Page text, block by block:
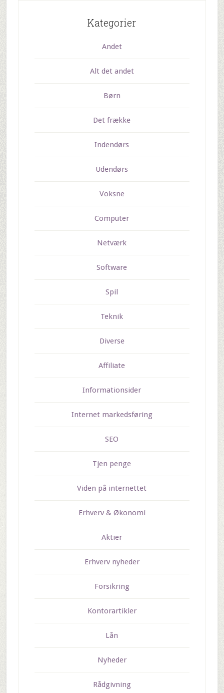
Kategorier
Andet
Alt det andet
Børn
Det frække
Indendørs
Udendørs
Voksne
Computer
Netværk
Software
Spil
Teknik
Diverse
Affiliate
Informationsider
Internet markedsføring
SEO
Tjen penge
Viden på internettet
Erhverv & Økonomi
Aktier
Erhverv nyheder
Forsikring
Kontorartikler
Lån
Nyheder
Rådgivning